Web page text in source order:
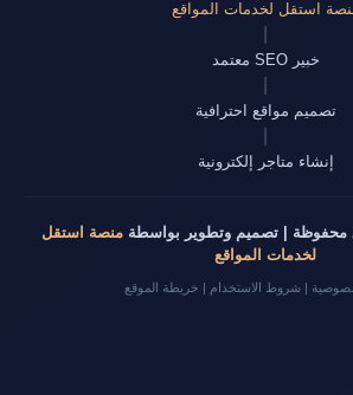
استقل لخدمات المواقع
خبير SEO معتمد
تصميم مواقع احترافية
إنشاء متاجر إلكترونية
منصة استقل
لخدمات المواقع
| شروط الاستخدام | خريطة الموقع